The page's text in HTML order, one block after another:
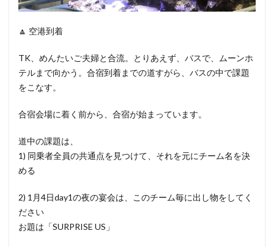
🔼 空港到着
TK、めんたいご夫婦と合流。とりあえず、バスで、ムーンホ
テルまで向かう。合宿到着までの道すがら、バスの中で課題
をこなす。
合宿会場に着く前から、合宿が始まっています。
道中の課題は、
1) 同乗者全員の共通点を見つけて、それを元にチーム名を決
める
2) 1月4日day1の夜の宴会は、このチーム毎に出し物をしてく
ださい
お題は「SURPRISE US」